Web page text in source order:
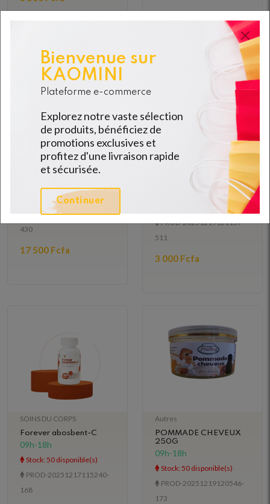
Bienvenue sur
KAOMINI
Plateforme e-commerce
Explorez notre vaste sélection
de produits, bénéficiez de
promotions exclusives et
profitez d'une livraison rapide
et sécurisée.
Continuer
SOINS DU CORPS
Aloe first
Stock: 50 disponible(s)
PROD-20251215083511-
430
17 500 Fcfa
SAVON
SAVON CIRE D'ABEILLE
Stock: 50 disponible(s)
PROD-20251219121157-
511
3 000 Fcfa
SOINS DU CORPS
Forever abosbent-C
09h-18h
Stock: 50 disponible(s)
PROD-20251217115240-
168
Autres
POMMADE CHEVEUX
250G
09h-18h
Stock: 50 disponible(s)
PROD-20251219120546-
173